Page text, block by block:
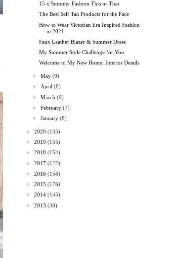
15 x Summer Fashion This or That
The Best Self Tan Products for the Face
How to Wear Victorian Era Inspired Fashion
in 2021
Faux Leather Blazer & Summer Dress
My Summer Style Challenge for You
Welcome to My New Home: Interior Details
►May (9)
► April (8)
►March (9)
►February (7)
►January (8)
► 2020 (135)
► 2019 (155)
► 2018 (154)
► 2017 (122)
► 2016 (158)
► 2015 (176)
► 2014 (145)
► 2013 (38)